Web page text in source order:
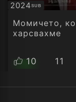
2024SUB
Субтитри
Момичето,
харсвахме
10 11